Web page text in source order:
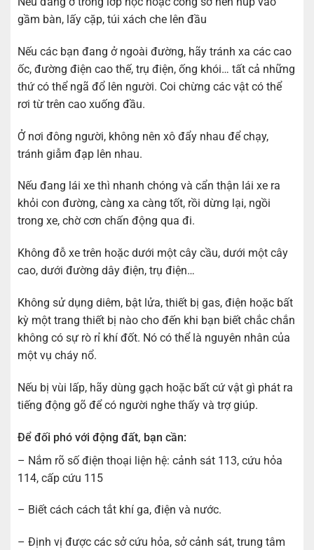
gầm bàn, lấy cặp, túi xách che lên đầu
Nếu các bạn đang ở ngoài đường, hãy tránh xa các cao
ốc, đường điện cao thế, trụ điện, ống khói… tất cả những
thứ có thể ngã đổ lên người. Coi chừng các vật có thể
rơi từ trên cao xuống đầu.
Ở nơi đông người, không nên xô đẩy nhau để chạy,
tránh giẫm đạp lên nhau.
Nếu đang lái xe thì nhanh chóng và cẩn thận lái xe ra
khỏi con đường, càng xa càng tốt, rồi dừng lại, ngồi
trong xe, chờ cơn chấn động qua đi.
Không đỗ xe trên hoặc dưới một cây cầu, dưới một cây
cao, dưới đường dây điện, trụ điện…
Không sử dụng diêm, bật lửa, thiết bị gas, điện hoặc bất
kỳ một trang thiết bị nào cho đến khi bạn biết chắc chắn
không có sự rò rỉ khí đốt. Nó có thể là nguyên nhân của
một vụ cháy nổ.
Nếu bị vùi lấp, hãy dùng gạch hoặc bất cứ vật gì phát ra
tiếng động gõ để có người nghe thấy và trợ giúp.
Để đối phó với động đất, bạn cần:
– Nắm rõ số điện thoại liện hệ: cảnh sát 113, cứu hỏa
114, cấp cứu 115
– Biết cách cách tắt khí ga, điện và nước.
– Định vị được các sở cứu hỏa, sở cảnh sát, trung tâm